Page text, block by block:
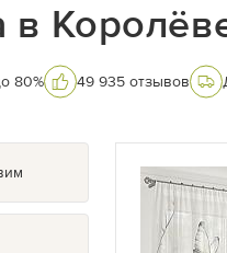
в
80% 49 935 отзывов